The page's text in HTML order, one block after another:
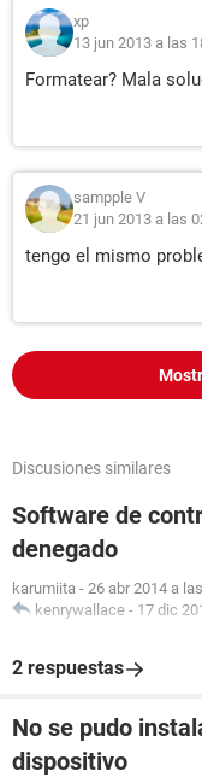
xp
13 jun 2013 a las
Formatear? Mala
sampple V
21 jun 2013 a las
tengo el mismo
Discusiones similares
Software de
denegado
karumiita - 26 abr 2014 a
kenrywallace - 17 dic
2 respuestas
No se pudo
dispositivo